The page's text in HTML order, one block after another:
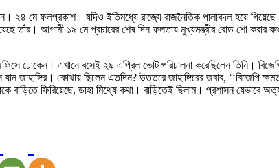
২৪ মে ফলপ্রকাশ। যদিও ইতিমধ্যে রাজ্যে রাজনৈতিক পালাবদল হয়ে
তাঁর। আগামী ১৯ মে প্রচারের শেষ দিন ফলতায় মুখ্যমন্ত্রীর রোড শো করার
ঢোকেন। এখানে বসেই ২৯ এপ্রিল ভোট পরিচালনা করেছিলেন তিনি।
জাহাঙ্গির। কোথায় ছিলেন এতদিন? উত্তরে জাহাঙ্গিরের জবাব, ‘‘বিজেপি
বাড়িতে ফিরিয়েছে, ডাহা মিথ্যে কথা। বাড়িতেই ছিলাম। প্রশাসন যেভাবে